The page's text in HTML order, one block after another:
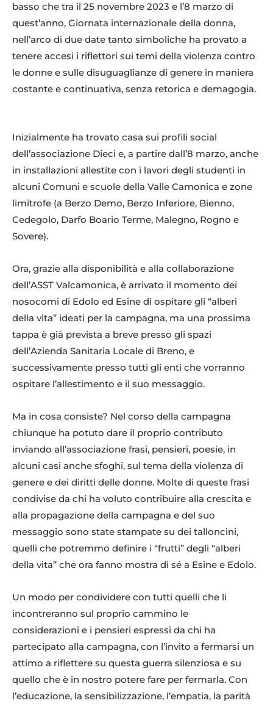
basso che tra il 25 novembre 2023 e l’8 marzo di
quest’anno, Giornata internazionale della donna,
nell’arco di due date tanto simboliche ha provato a
tenere accesi i riflettori sui temi della violenza contro
le donne e sulle disuguaglianze di genere in maniera
costante e continuativa, senza retorica e demagogia.
Inizialmente ha trovato casa sui profili social
dell’associazione Dieci e, a partire dall’8 marzo, anche
in installazioni allestite con i lavori degli studenti in
alcuni Comuni e scuole della Valle Camonica e zone
limitrofe (a Berzo Demo, Berzo Inferiore, Bienno,
Cedegolo, Darfo Boario Terme, Malegno, Rogno e
Sovere).
Ora, grazie alla disponibilità e alla collaborazione
dell’ASST Valcamonica, è arrivato il momento dei
nosocomi di Edolo ed Esine di ospitare gli “alberi
della vita” ideati per la campagna, ma una prossima
tappa è già prevista a breve presso gli spazi
dell’Azienda Sanitaria Locale di Breno, e
successivamente presso tutti gli enti che vorranno
ospitare l’allestimento e il suo messaggio.
Ma in cosa consiste? Nel corso della campagna
chiunque ha potuto dare il proprio contributo
inviando all’associazione frasi, pensieri, poesie, in
alcuni casi anche sfoghi, sul tema della violenza di
genere e dei diritti delle donne. Molte di queste frasi
condivise da chi ha voluto contribuire alla crescita e
alla propagazione della campagna e del suo
messaggio sono state stampate su dei talloncini,
quelli che potremmo definire i “frutti” degli “alberi
della vita” che ora fanno mostra di sé a Esine e Edolo.
Un modo per condividere con tutti quelli che li
incontreranno sul proprio cammino le
considerazioni e i pensieri espressi da chi ha
partecipato alla campagna, con l’invito a fermarsi un
attimo a riflettere su questa guerra silenziosa e su
quello che è in nostro potere fare per fermarla. Con
l’educazione, la sensibilizzazione, l’empatia, la parità